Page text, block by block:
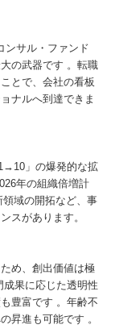
ンサル・ファンド
の武器です 。転職
とで、会社の看板
ナルへ到達できま
」の爆発的な拡
年の組織倍増計
域の開拓など、事
スがあります。
め、創出価値は極
果に応じた透明性
豊富です 。年齢不
昇進も可能です 。